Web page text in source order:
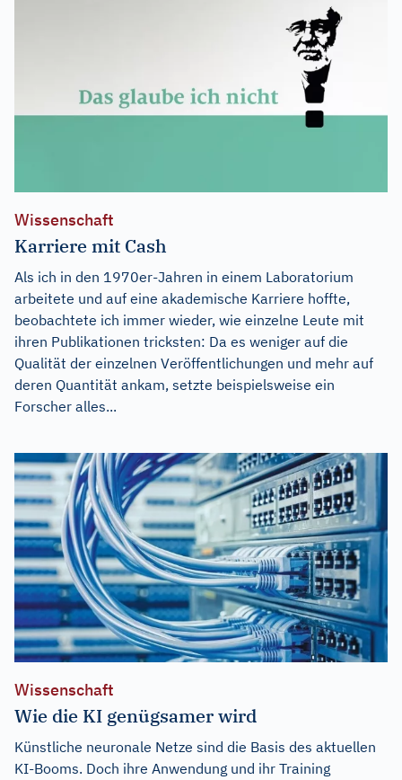
Wissenschaft
Karriere mit Cash
Als ich in den 1970er-Jahren in einem Laboratorium
arbeitete und auf eine akademische Karriere hoffte,
beobachtete ich immer wieder, wie einzelne Leute mit
ihren Publikationen tricksten: Da es weniger auf die
Qualität der einzelnen Veröffentlichungen und mehr auf
deren Quantität ankam, setzte beispielsweise ein
Forscher alles...
Wissenschaft
Wie die KI genügsamer wird
Künstliche neuronale Netze sind die Basis des aktuellen
KI-Booms. Doch ihre Anwendung und ihr Training